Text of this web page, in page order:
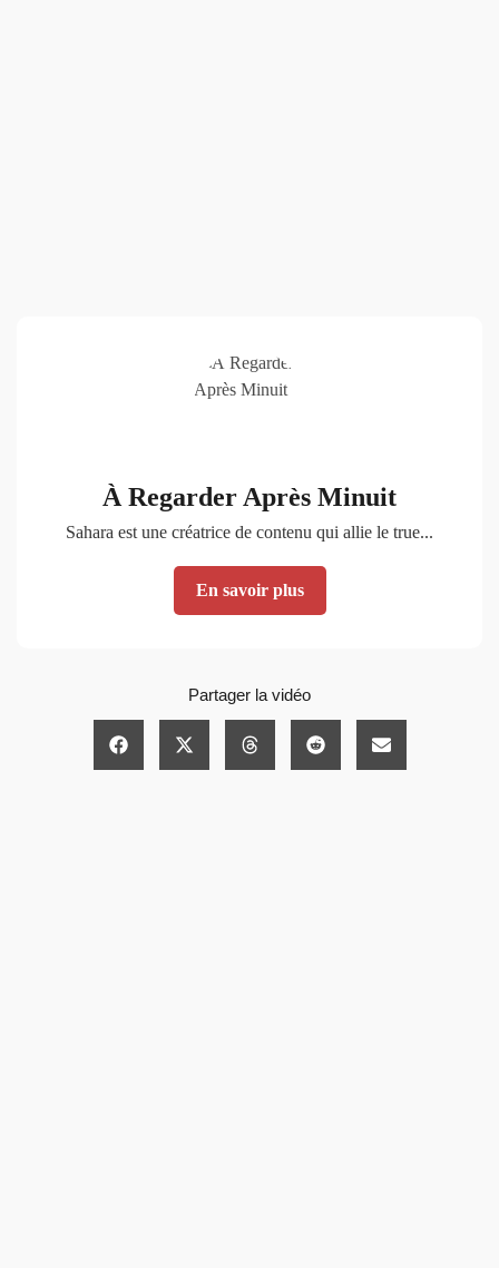
À Regarder Après Minuit
Sahara est une créatrice de contenu qui allie le true...
En savoir plus
Partager la vidéo